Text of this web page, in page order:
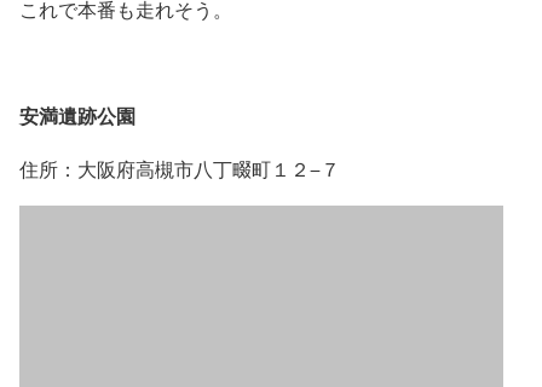
これで本番も走れそう。
安満遺跡公園
住所：大阪府高槻市八丁畷町１２−７